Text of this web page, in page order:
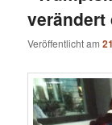
verändert
Veröffentlicht am